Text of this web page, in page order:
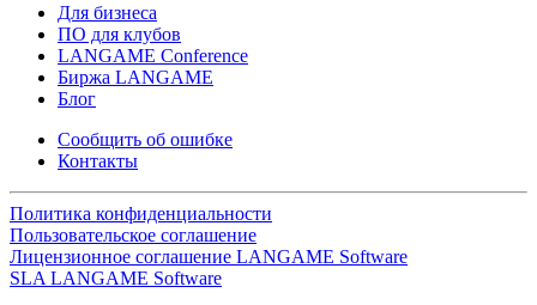
Для бизнеса
ПО для клубов
LANGAME Conference
Биржа LANGAME
Блог
Сообщить об ошибке
Контакты
Политика конфиденциальности
Пользовательское соглашение
Лицензионное соглашение LANGAME Software
SLA LANGAME Software